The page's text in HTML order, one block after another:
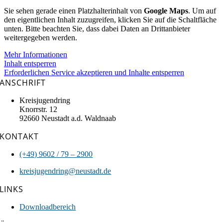
Sie sehen gerade einen Platzhalterinhalt von Google Maps. Um auf
den eigentlichen Inhalt zuzugreifen, klicken Sie auf die Schaltfläche
unten. Bitte beachten Sie, dass dabei Daten an Drittanbieter
weitergegeben werden.
Mehr Informationen
Inhalt entsperren
Erforderlichen Service akzeptieren und Inhalte entsperren
ANSCHRIFT
Kreisjugendring
Knorrstr. 12
92660 Neustadt a.d. Waldnaab
KONTAKT
(+49) 9602 / 79 – 2900
kreisjugendring@neustadt.de
LINKS
Downloadbereich